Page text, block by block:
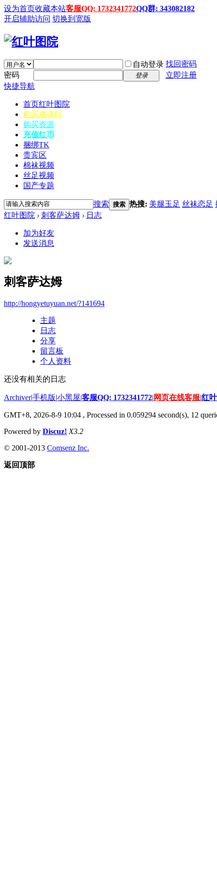
设为首页收藏本站客服QQ: 1732341772QQ群: 343082182
开启辅助访问 切换到宽版
自动登录 找回密码
密码
登录
立即注册
快捷导航
首页红叶图院
购买邀请码
购买资源
充值红币
捆绑TK
贵宾区
棉袜视频
丝足视频
国产专题
搜索 搜索 热搜: 美腿玉足 丝袜恋足
红叶图院 › 刺客萨达姆 › 日志
加为好友
发送消息
刺客萨达姆
http://hongyetuyuan.net/?141694
主题
日志
分享
留言板
个人资料
还没有相关的日志
Archiver|手机版|小黑屋|客服QQ: 1732341772| 网页在线客服|红
GMT+8, 2026-8-9 10:04 , Processed in 0.059294 second(s), 12
Powered by Discuz! X3.2
© 2001-2013 Comsenz Inc.
返回顶部